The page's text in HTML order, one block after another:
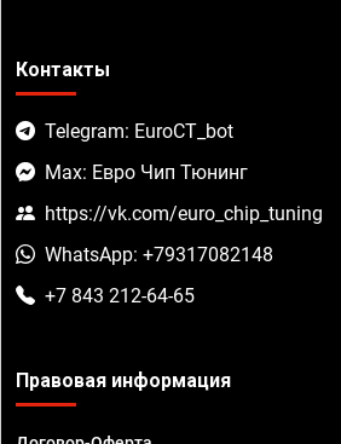
Контакты
Telegram: EuroCT_bot
Max: Евро Чип Тюнинг
https://vk.com/euro_chip_tuning
WhatsApp: +79317082148
+7 843 212-64-65
Правовая информация